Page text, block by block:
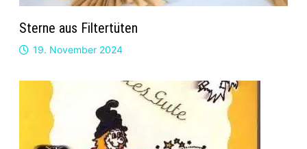
Sterne aus Filtertüten
19. November 2024